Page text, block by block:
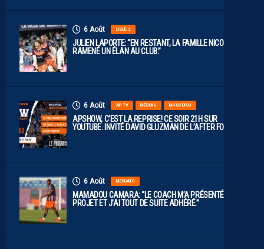
6 Août LIGUE 2
JULIEN LAPORTE: “EN RESTANT, LA FAMILLE NICOLLIN A
RAMENÉ UN ÉLAN AU CLUB.”
6 Août AP TV MÉDIAS MHSC-DFCO
APSHOW, C’EST LA REPRISE! CE SOIR 21H SUR
YOUTUBE. INVITÉ DAVID GLUZMAN DE L’AFTER FOOT.
6 Août MERCATO
MAMADOU CAMARA: “LE COACH M’A PRÉSENTÉ LE
PROJET ET J’AI TOUT DE SUITE ADHÉRÉ.”